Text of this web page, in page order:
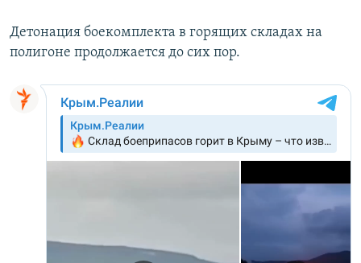
Детонация боекомплекта в горящих складах на
полигоне продолжается до сих пор.